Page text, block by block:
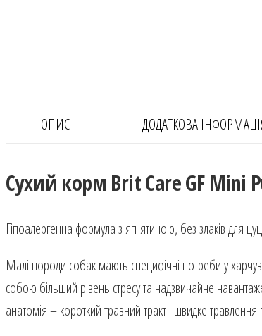
ОПИС ДОДАТКОВА
Сухий корм Brit Care GF Mini
Гіпоалергенна формула з ягнятиною, без злаків для
Малі породи собак мають специфічні потреби у
собою більший рівень стресу та надзвичайне
анатомія – короткий травний тракт і швидке